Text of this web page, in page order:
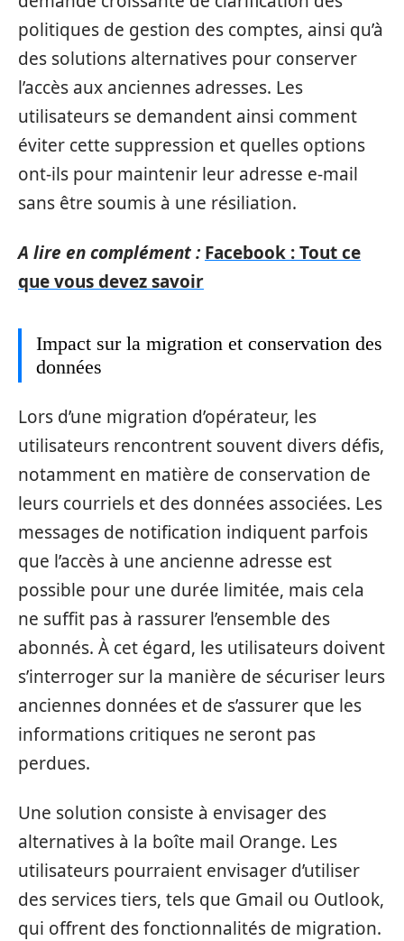
politiques de gestion des comptes, ainsi qu’à
des solutions alternatives pour conserver
l’accès aux anciennes adresses. Les
utilisateurs se demandent ainsi comment
éviter cette suppression et quelles options
ont-ils pour maintenir leur adresse e-mail
sans être soumis à une résiliation.
A lire en complément : Facebook : Tout ce
que vous devez savoir
Impact sur la migration et conservation des
données
Lors d’une migration d’opérateur, les
utilisateurs rencontrent souvent divers défis,
notamment en matière de conservation de
leurs courriels et des données associées. Les
messages de notification indiquent parfois
que l’accès à une ancienne adresse est
possible pour une durée limitée, mais cela
ne suffit pas à rassurer l’ensemble des
abonnés. À cet égard, les utilisateurs doivent
s’interroger sur la manière de sécuriser leurs
anciennes données et de s’assurer que les
informations critiques ne seront pas
perdues.
Une solution consiste à envisager des
alternatives à la boîte mail Orange. Les
utilisateurs pourraient envisager d’utiliser
des services tiers, tels que Gmail ou Outlook,
qui offrent des fonctionnalités de migration.